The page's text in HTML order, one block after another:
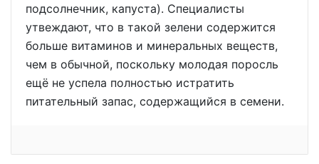
подсолнечник, капуста). Специалисты
утвеждают, что в такой зелени содержится
больше витаминов и минеральных веществ,
чем в обычной, поскольку молодая поросль
ещё не успела полностью истратить
питательный запас, содержащийся в семени.